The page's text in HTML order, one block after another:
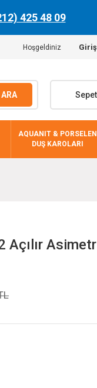
425 48 09
Hoşgeldiniz
ARA
AQUANIT & PORSELEN
DUŞ KAROLARI
Açılır